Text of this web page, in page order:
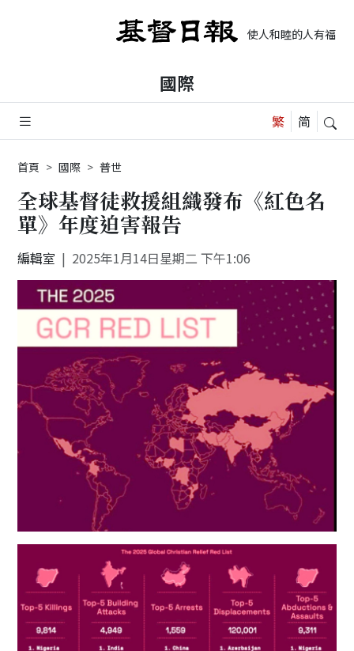
使人和睦的人有福了
國際
首頁 國際 普世
全球基督徒救援組織發布《紅色名
單》年度迫害報告
編輯室 2025年1月14日星期二 下午1:06